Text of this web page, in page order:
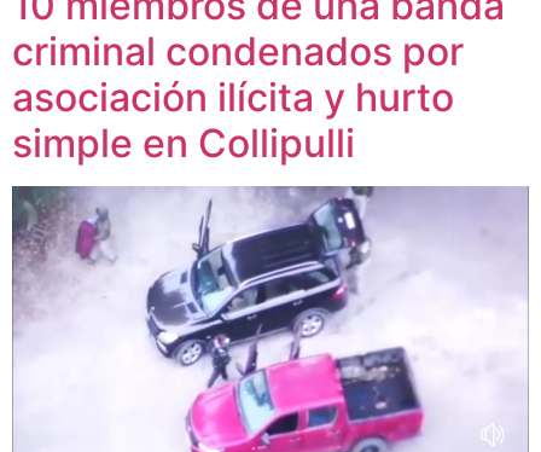
criminal condenados por
asociación ilícita y hurto
simple en Collipulli